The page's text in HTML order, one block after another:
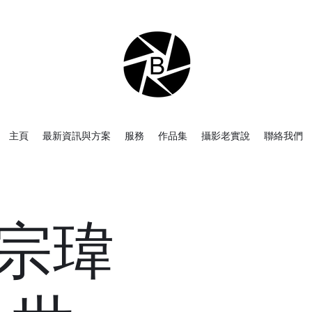
主頁 最新資訊與方案 服務 作品集 攝影老實說 聯絡我們
瑋